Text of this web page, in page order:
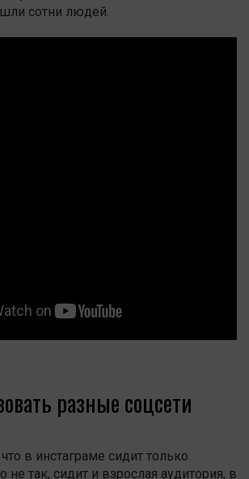
сотни людей.
разные соцсети
в инстаграме сидит только
не так, сидит и взрослая аудитория, в